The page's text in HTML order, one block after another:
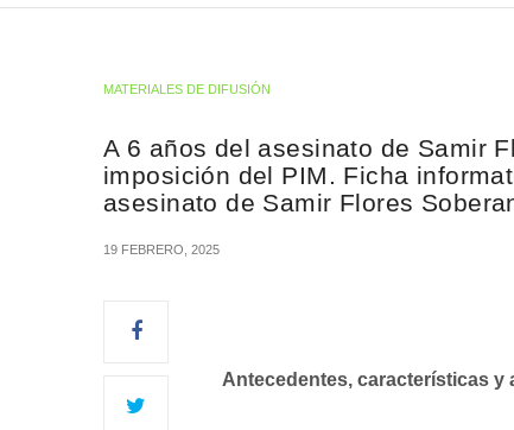
MATERIALES DE DIFUSIÓN
A 6 años del asesinato de Samir
imposición del PIM. Ficha
asesinato de Samir Flores
19 FEBRERO, 2025
Antecedentes, características y